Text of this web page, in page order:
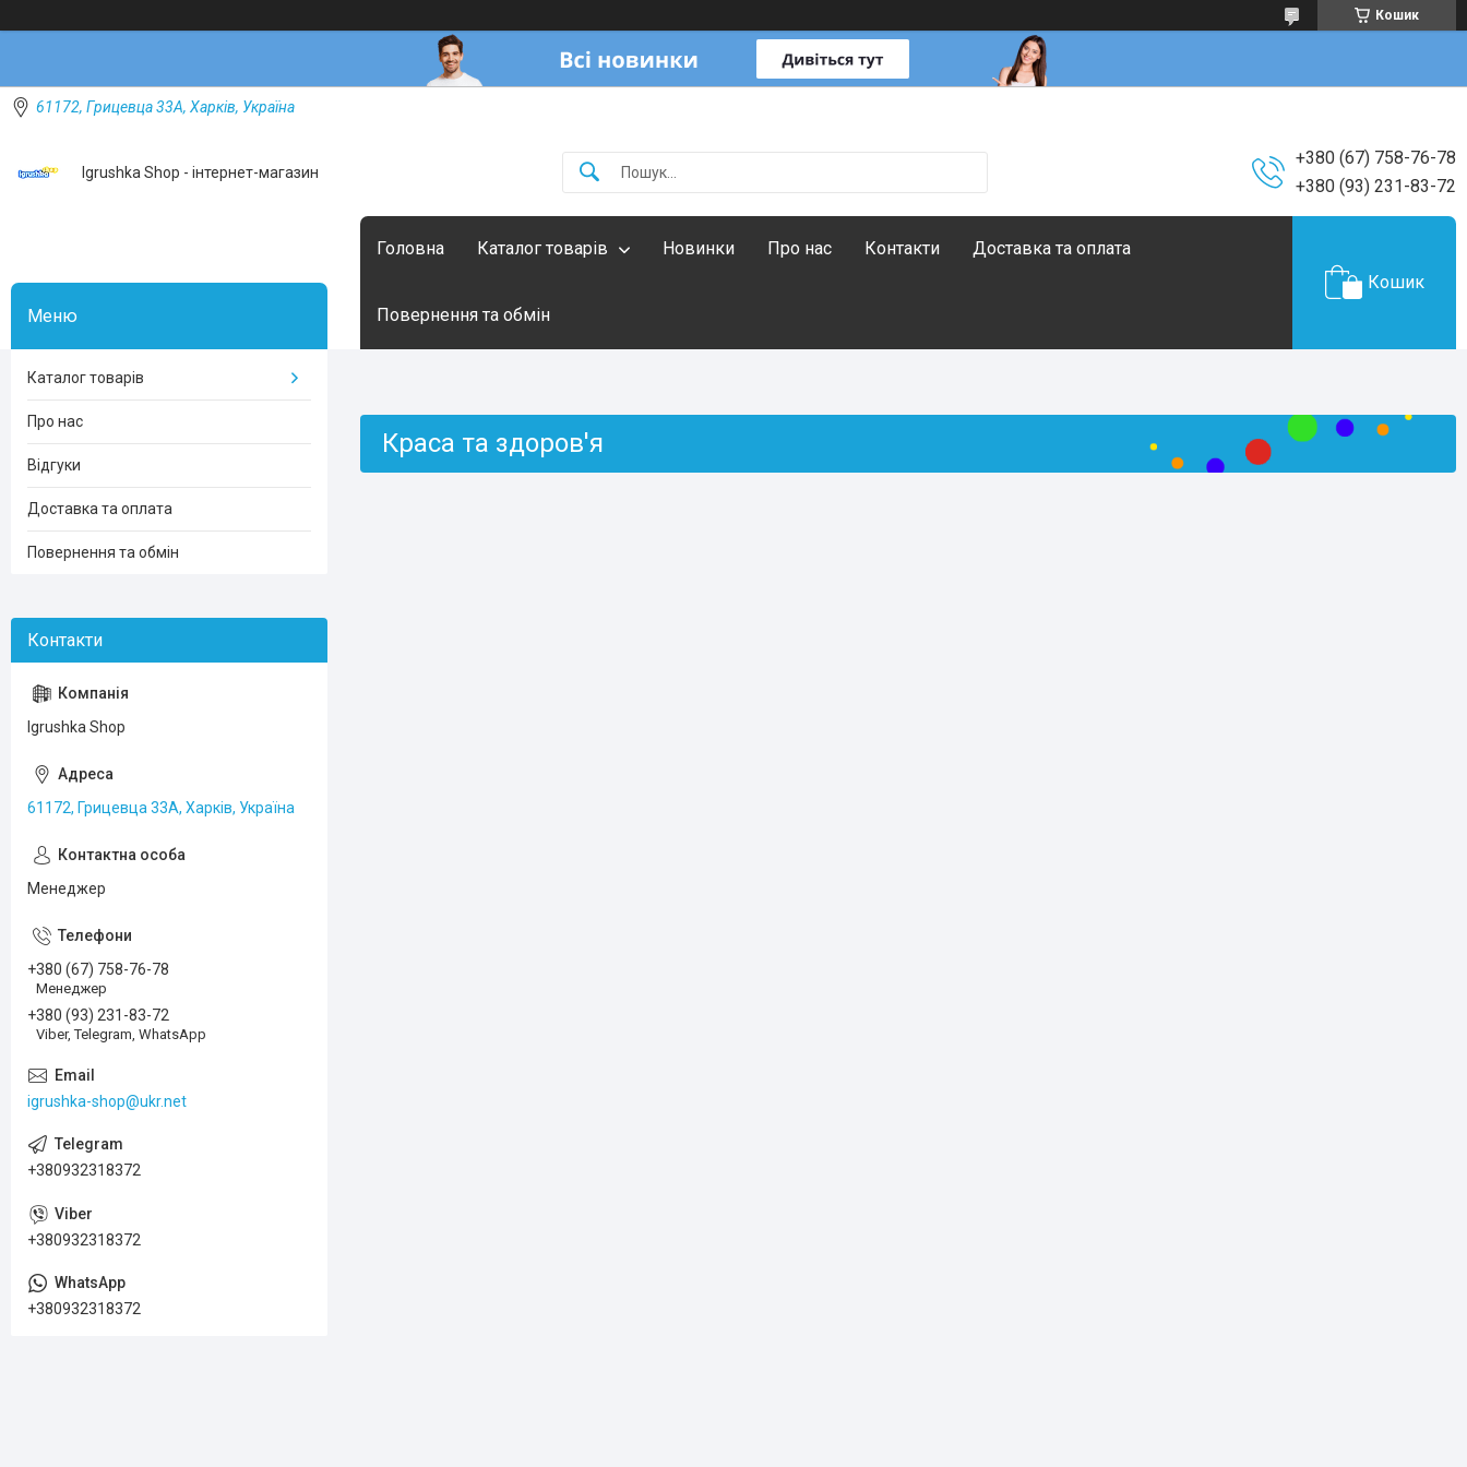
Кошик
61172, Грицевца 33А, Харків, Україна
Igrushka Shop - інтернет-магазин
+380 (67) 758-76-78
+380 (93) 231-83-72
Головна Каталог товарів Новинки Про нас Контакти Доставка та оплата
Повернення та обмін
Кошик
Краса та здоров'я
Каталог товарів
Про нас
Відгуки
Доставка та оплата
Повернення та обмін
Igrushka Shop
61172, Грицевца 33А, Харків, Україна
Менеджер
+380 (67) 758-76-78
Менеджер
+380 (93) 231-83-72
Viber, Telegram, WhatsApp
igrushka-shop@ukr.net
+380932318372
+380932318372
+380932318372